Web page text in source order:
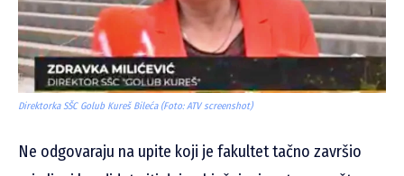
Direktorka SŠC Golub Kureš Bileća (Foto: ATV screenshot)
Ne odgovaraju na upite koji je fakultet tačno završio